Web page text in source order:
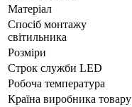
Матеріал
Спосіб монтажу
світильника
Розміри
Строк служби LED
Робоча температура
Країна виробника товару